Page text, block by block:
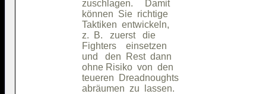
                   zuschlagen.     Damit
                   können  Sie  richtige
                   Taktiken  entwickeln,
                   z.  B.   zuerst   die
                   Fighters    einsetzen
                   und   den  Rest  dann
                   ohne Risiko  von  den
                   teueren  Dreadnoughts
                   abräumen  zu  lassen.